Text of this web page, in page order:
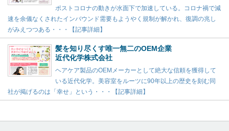
ポストコロナの動きが水面下で加速している。コロナ禍で減
速を余儀なくされたインバウンド需要もようやく規制が解かれ、復調の兆し
がみえつつある・・・【記事詳細】
髪を知り尽くす唯一無二のOEM企業
近代化学株式会社
ヘアケア製品のOEMメーカーとして絶大な信頼を獲得して
いる近代化学。美容室をルーツに90年以上の歴史を刻む同
社が掲げるのは「幸せ」という・・・【記事詳細】